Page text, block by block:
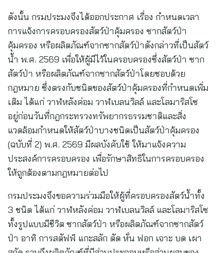
ดังนั้น กรมประมงจึงได้ออกประกาศ เรื่อง กำหนดเวลา
การแจ้งการครอบครองสัตว์ป่าคุ้มครอง ซากสัตว์ป่า
คุ้มครอง หรือผลิตภัณฑ์จากซากสัตว์ป่าดังกล่าวที่เป็นสัตว์
น้ำ พ.ศ. 2569 เพื่อให้ผู้มีไว้ในครอบครองซึ่งสัตว์ป่า ซาก
สัตว์ป่า หรือผลิตภัณฑ์จากซากสัตว์ป่าโดยชอบด้วย
กฎหมาย ซึ่งตรงกับชนิดของสัตว์ป่าคุ้มครองที่กำหนดเพิ่ม
เติม ได้แก่ วาฬหลังค่อม วาฬเบลนวิลล์ และโลมาริสโซ
อยู่ก่อนวันที่กฎกระทรวงทรัพยากรธรรมชาติและสิ่ง
แวดล้อมกำหนดให้สัตว์ป่าบางชนิดเป็นสัตว์ป่าคุ้มครอง
(ฉบับที่ 2) พ.ศ. 2569 มีผลบังคับใช้ ให้มาแจ้งความ
ประสงค์การครอบครอง เพื่อรักษาสิทธิในการครอบครอง
ให้ถูกต้องตามกฎหมายต่อไป
กรมประมงจึงขอความร่วมมือให้ผู้ที่ครอบครองสัตว์น้ำทั้ง
3 ชนิด ได้แก่ วาฬหลังค่อม วาฬเบลนวิลล์ และโลมาริสโซ
ทั้งรูปแบบมีชีวิต ซากสัตว์ป่า หรือผลิตภัณฑ์จากซากสัตว์
ป่า อาทิ การสตัฟฟ์ แกะสลัก ตัด หั่น ฟอก เจาะ บด เผา